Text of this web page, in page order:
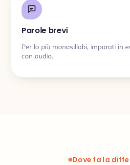
Parole brevi
Per lo più monosillabi, imparati in
con audio.
Dove fa la